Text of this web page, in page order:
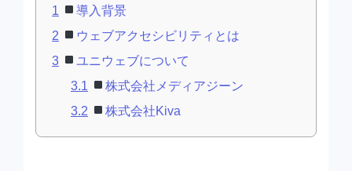
1
導入背景
2
ウェブアクセシビリティとは
3
ユニウェブについて
3.1
株式会社メディアジーン
3.2
株式会社Kiva